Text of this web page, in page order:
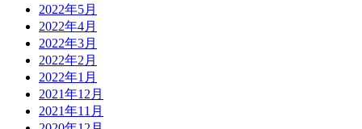
2022年5月
2022年4月
2022年3月
2022年2月
2022年1月
2021年12月
2021年11月